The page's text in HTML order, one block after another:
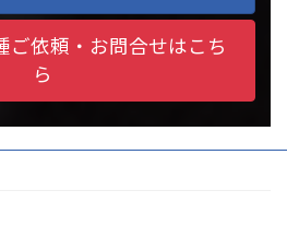
ご依頼・お問合せはこち
ら